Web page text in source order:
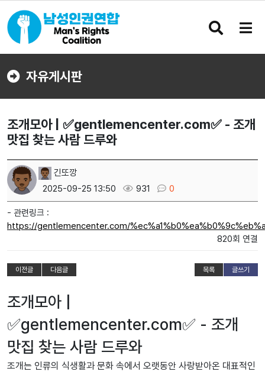
검
버
메
버
자유게시판
조개모아 | ✅gentlemencenter.com✅ - 조개
맛집 찾는 사람 드루와
긴또깡
2025-09-25 13:50
931 0
- 관련링크 :
https://gentlemencenter.com/
820회 연결
이전글 다음글 목록 글쓰기
조개모아 |
✅gentlemencenter.com✅ - 조개
맛집 찾는 사람 드루와
조개는 인류의 식생활과 문화 속에서 오랫동안 사랑받아온 대표적인